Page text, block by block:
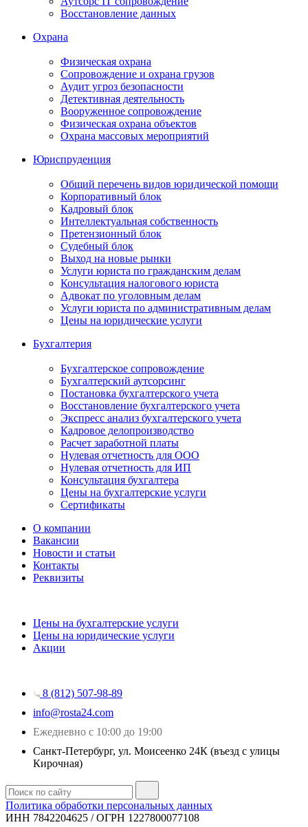
Восстановление данных
Охрана
Физическая охрана
Сопровождение и охрана грузов
Аудит угроз безопасности
Детективная деятельность
Вооруженное сопровождение
Физическая охрана объектов
Охрана массовых мероприятий
Юриспруденция
Общий перечень видов юридической помощи
Корпоративный блок
Кадровый блок
Интеллектуальная собственность
Претензионный блок
Судебный блок
Выход на новые рынки
Услуги юриста по гражданским делам
Консультация налогового юриста
Адвокат по уголовным делам
Услуги юриста по административным делам
Цены на юридические услуги
Бухгалтерия
Бухгалтерское сопровождение
Бухгалтерский аутсорсинг
Постановка бухгалтерского учета
Восстановление бухгалтерского учета
Экспресс анализ бухгалтерского учета
Кадровое делопроизводство
Расчет заработной платы
Нулевая отчетность для ООО
Нулевая отчетность для ИП
Консультация бухгалтера
Цены на бухгалтерские услуги
Сертификаты
О компании
Вакансии
Новости и статьи
Контакты
Реквизиты
Цены на бухгалтерские услуги
Цены на юридические услуги
Акции
8 (812) 507-98-89
info@rosta24.com
Ежедневно с 10:00 до 19:00
Санкт-Петербург, ул. Моисеенко 24К (въезд с улицы
Кирочная)
Политика обработки персональных данных
ИНН 7842204625 / ОГРН 1227800077108